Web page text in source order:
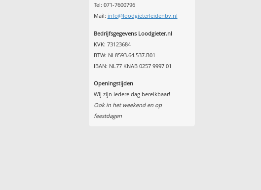
Tel: 071-7600796
Mail: info@loodgieterleidenbv.nl
Bedrijfsgegevens Loodgieter.nl
KVK: 73123684
BTW: NL8593.64.537.B01
IBAN: NL77 KNAB 0257 9997 01
Openingstijden
Wij zijn iedere dag bereikbaar!
Ook in het weekend en op
feestdagen